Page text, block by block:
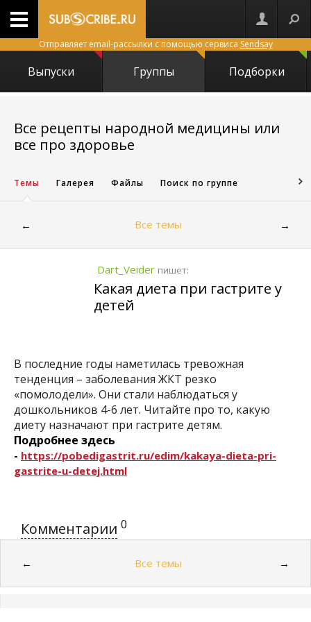
Отправляет email-рассылки с помощью сервиса Sendsay
Выпуски Группы Подборки
Все рецепты народной медицины или
все про здоровье 16544
Темы Галерея Файлы Поиск по группе
← Все темы →
Dart_Veider пишет:
Какая диета при гастрите у
детей
В последние годы наметилась тревожная
тенденция – заболевания ЖКТ резко
«помолодели». Они стали наблюдаться у
дошкольников 4-6 лет. Читайте про то, какую
диету назначают при гастрите детям.
Подробнее здесь
- https://pobedigastrit.ru/edim/kakaya-dieta-pri-
gastrite-u-detej.html
Комментарии 0
← Все темы →